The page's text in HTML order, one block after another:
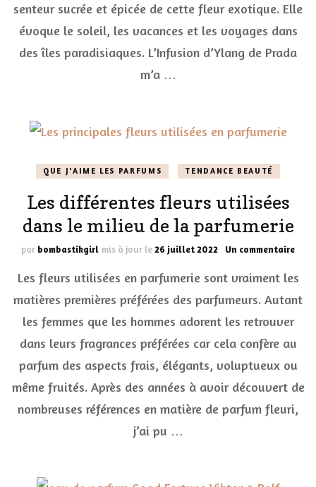
d’Ylang
senteur sucrée et épicée de cette fleur exotique. Elle
évoque le soleil, les vacances et les voyages dans
des îles paradisiaques. L’Infusion d’Ylang de Prada
m’a …
QUE J'AIME LES PARFUMS TENDANCE BEAUTÉ
Les différentes fleurs utilisées
dans le milieu de la parfumerie
par bombastikgirl mis à jour le26 juillet 2022 Un commentairesur
dans
de
Les fleurs utilisées en parfumerie sont vraiment les
matières premières préférées des parfumeurs. Autant
les femmes que les hommes adorent les retrouver
dans leurs fragrances préférées car cela confère au
parfum des aspects frais, élégants, voluptueux ou
même fruités. Après des années à avoir découvert de
nombreuses références en matière de parfum fleuri,
j’ai pu …